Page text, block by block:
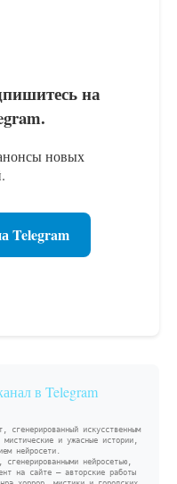
на
новых
Telegram
в Telegram
сгенерированный искусственным
и ужасные истории,
нейросети.
нейросетью,
на сайте — авторские работы